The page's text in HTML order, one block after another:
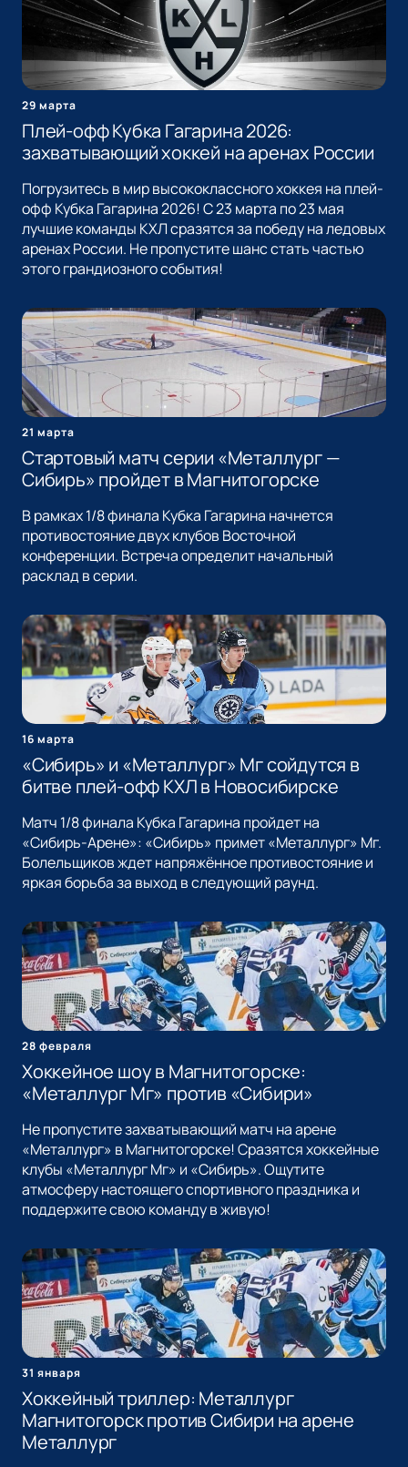
29 марта
Плей-офф Кубка Гагарина 2026:
захватывающий хоккей на аренах России
Погрузитесь в мир высококлассного хоккея на плей-
офф Кубка Гагарина 2026! С 23 марта по 23 мая
лучшие команды КХЛ сразятся за победу на ледовых
аренах России. Не пропустите шанс стать частью
этого грандиозного события!
21 марта
Стартовый матч серии «Металлург —
Сибирь» пройдет в Магнитогорске
В рамках 1/8 финала Кубка Гагарина начнется
противостояние двух клубов Восточной
конференции. Встреча определит начальный
расклад в серии.
16 марта
«Сибирь» и «Металлург» Мг сойдутся в
битве плей-офф КХЛ в Новосибирске
Матч 1/8 финала Кубка Гагарина пройдет на
«Сибирь-Арене»: «Сибирь» примет «Металлург» Мг.
Болельщиков ждет напряжённое противостояние и
яркая борьба за выход в следующий раунд.
28 февраля
Хоккейное шоу в Магнитогорске:
«Металлург Мг» против «Сибири»
Не пропустите захватывающий матч на арене
«Металлург» в Магнитогорске! Сразятся хоккейные
клубы «Металлург Мг» и «Сибирь». Ощутите
атмосферу настоящего спортивного праздника и
поддержите свою команду в живую!
31 января
Хоккейный триллер: Металлург
Магнитогорск против Сибири на арене
Металлург